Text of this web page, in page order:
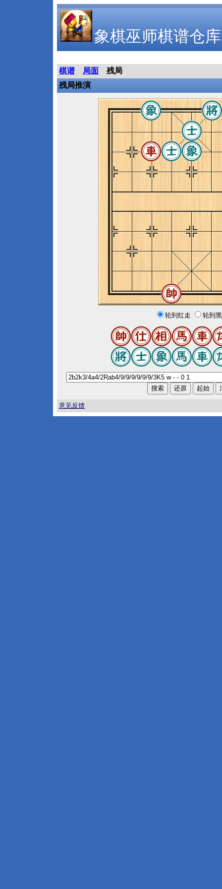
象棋巫师棋谱仓库
棋谱 局面
残局
残局推演
轮到红走 轮到
意见反馈